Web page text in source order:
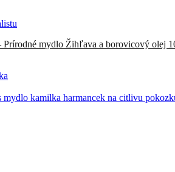
Prírodné mydlo Žihľava a borovicový olej